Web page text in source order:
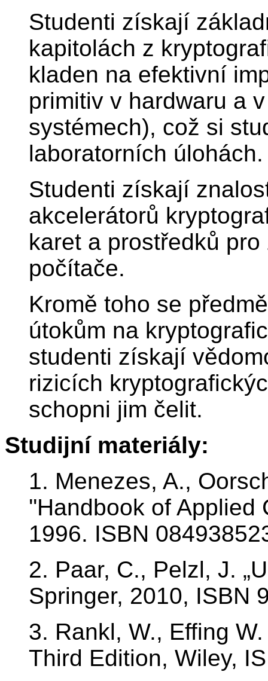
Studenti získají
kapitolách z
kladen na efektivní
primitiv v hardwaru a
systémech), což si
laboratorních úlohách.
Studenti získají
akcelerátorů
karet a prostředků
počítače.
Kromě toho se
útokům na
studenti získají
rizicích
schopni jim čelit.
Studijní materiály:
1. Menezes, A.,
''Handbook of Applied
1996. ISBN
2. Paar, C., Pelzl, J.
Springer, 2010, ISBN
3. Rankl, W., Effing
Third Edition, Wiley,